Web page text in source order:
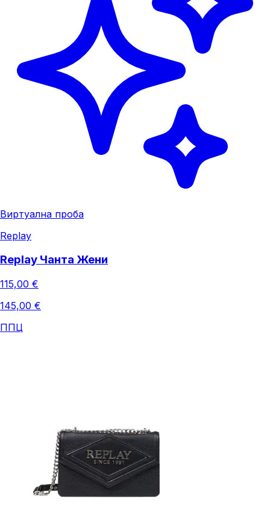
Виртуална проба
Replay
Replay Чанта Жени
115,00 €
145,00 €
ППЦ